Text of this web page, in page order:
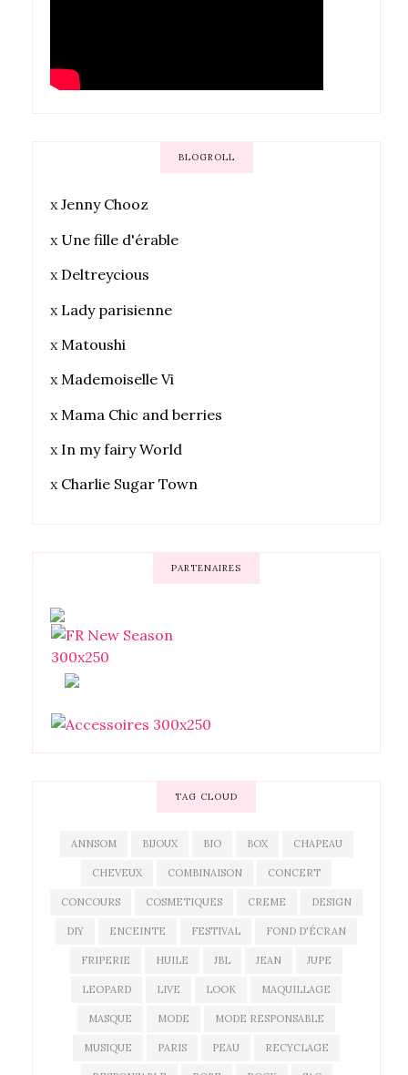
BLOGROLL
xJenny Chooz
x Une fille d'érable
x Deltreycious
x Lady parisienne
x Matoushi
xMademoiselle Vi
x Mama Chic and berries
x In my fairy World
x Charlie Sugar Town
PARTENAIRES
TAG CLOUD
ANNSOM BIJOUX BIO BOX CHAPEAU
CHEVEUX COMBINAISON CONCERT
CONCOURS COSMETIQUES CREME DESIGN
DIY ENCEINTE FESTIVAL FOND D'ÉCRAN
FRIPERIE HUILE JBL JEAN JUPE
LEOPARD LIVE LOOK MAQUILLAGE
MASQUE MODE MODE RESPONSABLE
MUSIQUE PARIS PEAU RECYCLAGE